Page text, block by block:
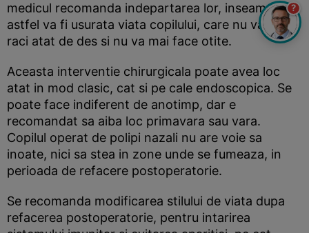
medicul recomanda indepartarea lor, inseamna ca
astfel va fi usurata viata copilului, care nu va mai
raci atat de des si nu va mai face otite.
Aceasta interventie chirurgicala poate avea loc
atat in mod clasic, cat si pe cale endoscopica. Se
poate face indiferent de anotimp, dar e
recomandat sa aiba loc primavara sau vara.
Copilul operat de polipi nazali nu are voie sa
inoate, nici sa stea in zone unde se fumeaza, in
perioada de refacere postoperatorie.
Se recomanda modificarea stilului de viata dupa
refacerea postoperatorie, pentru intarirea
?